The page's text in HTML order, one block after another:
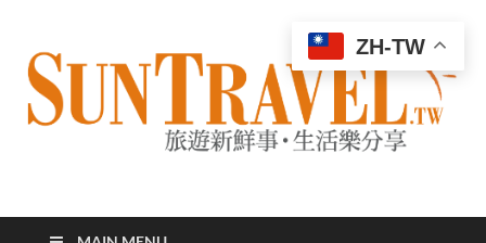
太陽網
ZH-TW